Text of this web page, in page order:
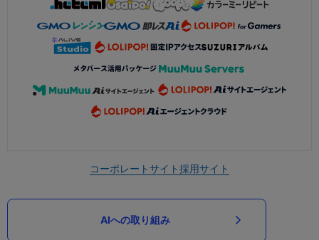
コーポレートサイト採用サイト
AIへの取り組み